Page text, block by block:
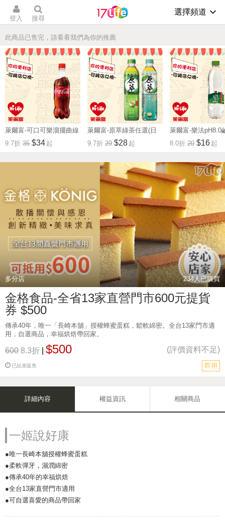
登入 搜尋
選擇頻道
此商品已售完，請看看我們為你的推薦
萊爾富-可口可樂溜擺曲線
瓶600ml 一入/五入
9.7折 35 $34 起
萊爾富-原萃綠茶任選(日
式/玉露)一入/五入
9.7折 29 $28 起
萊爾富-樂法pH8.0
子水(600ml)一入/
8.0折 20 $16 起
多分店 234人已購買
金格食品-全省13家直營門市600元提貨
券 $500
傳承40年，唯一「長崎本舖」授權蜂蜜蛋糕，鬆軟綿密。全台13家門市適
用，自選商品，幸福烘焙帶回家。
600 8.3折 $500 (評價資料不足)
已結束販售 即用
詳細內容 權益資訊 相關商品
一姬說好康
●唯一長崎本舖授權蜂蜜蛋糕
●柔軟彈牙，濕潤綿密
●傳承40年的幸福烘焙
●全台13家直營門市適用
●可自選喜愛的商品帶回家